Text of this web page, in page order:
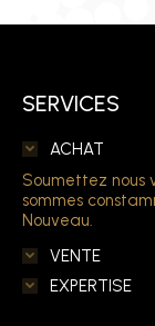
SERVICES
ACHAT
Soumettez nous
sommes
Nouveau.
VENTE
EXPERTISE